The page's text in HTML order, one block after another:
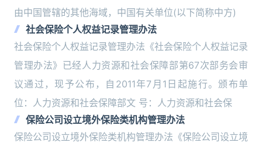
由中国管辖的其他海域，中国有关单位(以下简称中方)
社会保险个人权益记录管理办法
社会保险个人权益记录管理办法《社会保险个人权益记录
管理办法》已经人力资源和社会保障部第67次部务会审
议通过，现予公布，自2011年7月1日起施行。颁布单
位：人力资源和社会保障部文 号：人力资源和社会保
保险公司设立境外保险类机构管理办法
保险公司设立境外保险类机构管理办法《保险公司设立境